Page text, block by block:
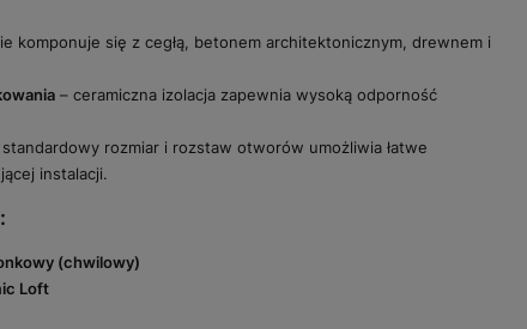
komponuje się z cegłą, betonem architektonicznym, drewnem i
– ceramiczna izolacja zapewnia wysoką odporność
standardowy rozmiar i rozstaw otworów umożliwia łatwe
instalacji.
(chwilowy)
Loft